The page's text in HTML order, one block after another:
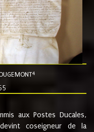
4
aux Postes Ducales,
coseigneur de la